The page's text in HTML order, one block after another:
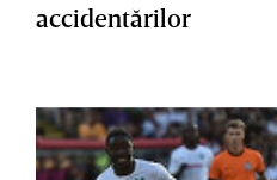
accidentărilor